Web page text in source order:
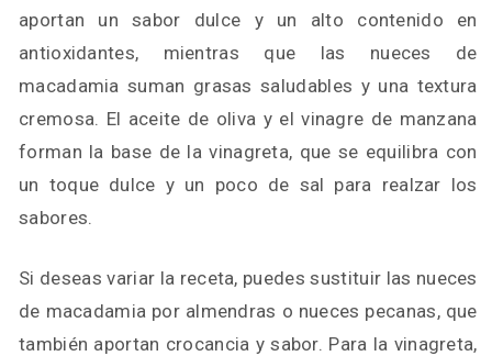
aportan un sabor dulce y un alto contenido en
antioxidantes, mientras que las nueces de
macadamia suman grasas saludables y una textura
cremosa. El aceite de oliva y el vinagre de manzana
forman la base de la vinagreta, que se equilibra con
un toque dulce y un poco de sal para realzar los
sabores.
Si deseas variar la receta, puedes sustituir las nueces
de macadamia por almendras o nueces pecanas, que
también aportan crocancia y sabor. Para la vinagreta,